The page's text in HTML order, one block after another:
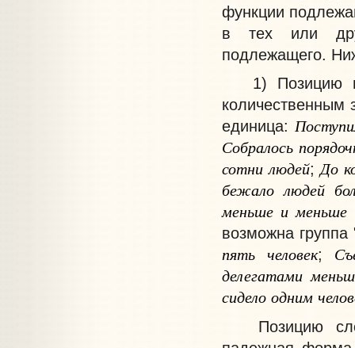
функции
в тех или
подлежащего.
1) Позицию
количественным
единица:
Собралось
сотни людей; До
бежало людей
меньше и меньше
возможна группа
пять человек;
делегатами
сидело одним
Позицию